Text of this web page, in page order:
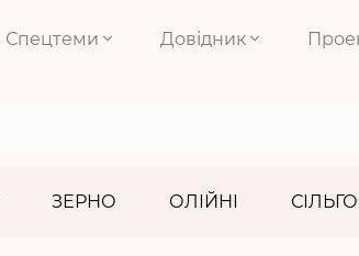
Спецтеми Довідник
ЗЕРНО ОЛІЙНІ